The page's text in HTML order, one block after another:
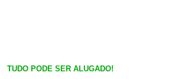
TUDO PODE SER ALUGADO!